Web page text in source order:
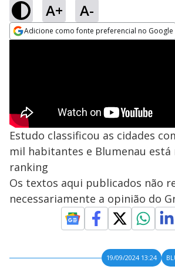
A+ A-
Adicione como fonte preferencial no Google
Estudo classificou as cidades
mil habitantes e Blumenau está
ranking
Os textos aqui publicados não
necessariamente a opinião do
19/09/2024 13:24